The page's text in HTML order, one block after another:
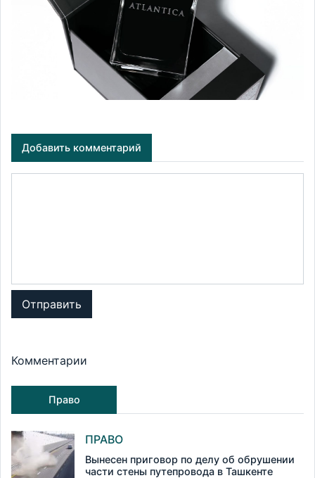
Добавить комментарий
Отправить
Комментарии
Право
ПРАВО
Вынесен приговор по делу об обрушении
части стены путепровода в Ташкенте